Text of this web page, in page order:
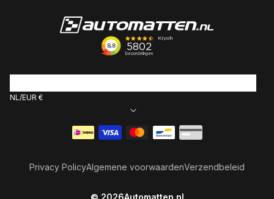
NL EUR €
© 2026Automatten.nl
Privacy PolicyAlgemene voorwaardenVerzendbeleid
Betaalmethoden